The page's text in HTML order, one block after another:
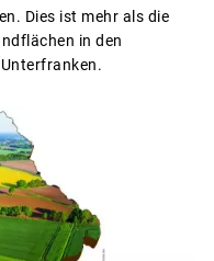
Dies ist mehr als die
in den